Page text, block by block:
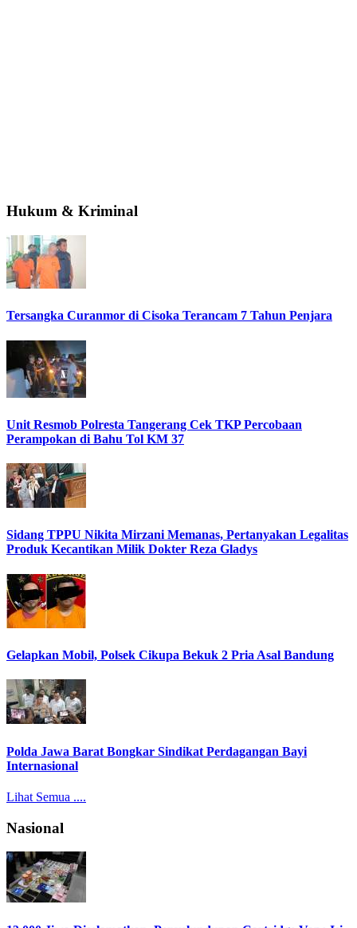
Hukum & Kriminal
Tersangka Curanmor di Cisoka Terancam 7 Tahun Penjara
Unit Resmob Polresta Tangerang Cek TKP Percobaan
Perampokan di Bahu Tol KM 37
Sidang TPPU Nikita Mirzani Memanas, Pertanyakan Legalitas
Produk Kecantikan Milik Dokter Reza Gladys
Gelapkan Mobil, Polsek Cikupa Bekuk 2 Pria Asal Bandung
Polda Jawa Barat Bongkar Sindikat Perdagangan Bayi
Internasional
Lihat Semua ....
Nasional